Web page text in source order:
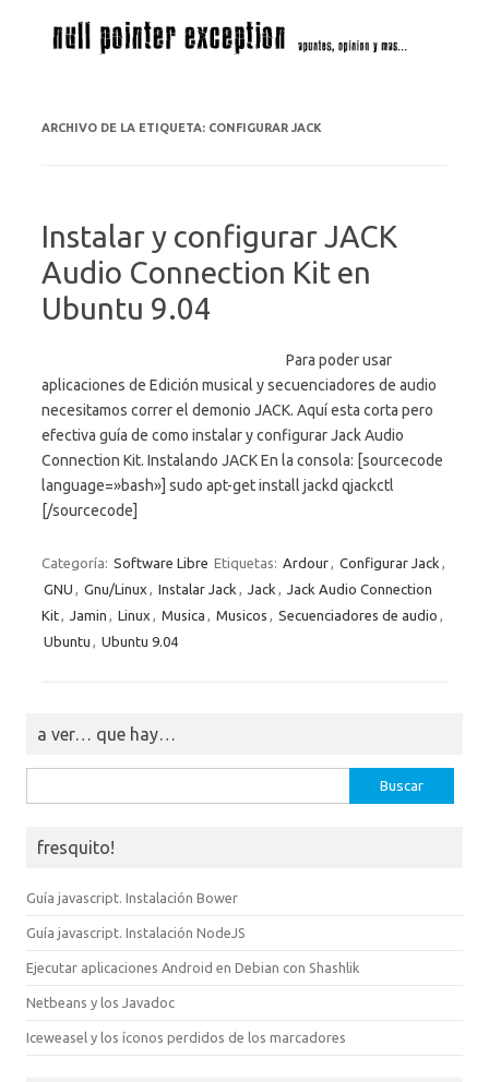
ARCHIVO DE LA ETIQUETA: CONFIGURAR JACK
Instalar y configurar JACK
Audio Connection Kit en
Ubuntu 9.04
Para poder usar
aplicaciones de Edición musical y secuenciadores de audio
necesitamos correr el demonio JACK. Aquí esta corta pero
efectiva guía de como instalar y configurar Jack Audio
Connection Kit. Instalando JACK En la consola: [sourcecode
language=»bash»] sudo apt-get install jackd qjackctl
[/sourcecode]
Categoría: Software Libre Etiquetas: Ardour, Configurar Jack ,
GNU , Gnu/Linux , Instalar Jack , Jack , Jack Audio Connection
Kit, Jamin , Linux , Musica , Musicos , Secuenciadores de audio ,
Ubuntu , Ubuntu 9.04
a ver… que hay…
fresquito!
Guía javascript. Instalación Bower
Guía javascript. Instalación NodeJS
Ejecutar aplicaciones Android en Debian con Shashlik
Netbeans y los Javadoc
Iceweasel y los íconos perdidos de los marcadores